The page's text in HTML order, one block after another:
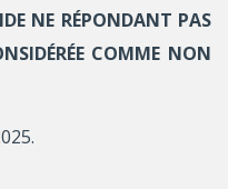
NE RÉPONDANT PAS
COMME NON